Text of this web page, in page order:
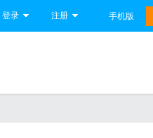
手机版
注册
登录